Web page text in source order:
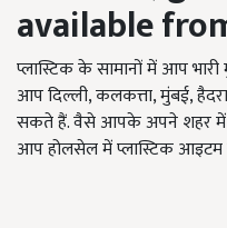
available
प्लास्टिक के सामानों में आप
आप दिल्ली, कलकत्ता, मुंबई,
सकते हैं. वैसे आपके अपने शहर में
आप होलसेल में प्लास्टिक